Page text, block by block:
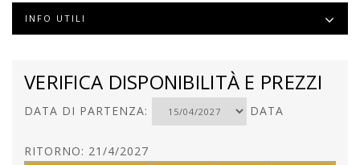
INFO UTILI
VERIFICA DISPONIBILITÀ E PREZZI
DATA DI PARTENZA: DATA
RITORNO: 21/4/2027